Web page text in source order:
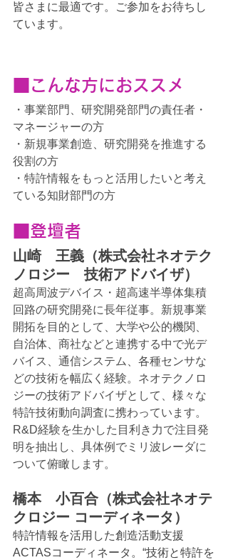
皆さまに最適です。ご参加をお待ちし
ています。
■こ んな方におススメ
・事業部門、研究開発部門の責任者・
マネージャーの方
・新規事業創造、研究開発を推進する
役割の方
・特許情報をもっと活用したいと考え
ている知財部門の方
■登壇者
山崎　王義（株式会社ネオテク
ノロジー　技術アドバイザ）
超高周波デバイス・超高速半導体集積
回路の研究開発に長年従事。新規事業
開拓を目的として、大学や公的機関、
自治体、商社などと連携する中で光デ
バイス、通信システム、各種センサな
どの技術を幅広く経験。ネオテクノロ
ジーの技術アドバイザとして、様々な
特許技術動向調査に携わっています。
R&D経験を生かした目利き力で注目発
明を抽出し、具体例でミリ波レーダに
ついて俯瞰します。
橋本　小百合（株式会社ネオテ
クロジー コーディネータ）
特許情報を活用した創造活動支援
ACTASコーディネータ。“技術と特許を